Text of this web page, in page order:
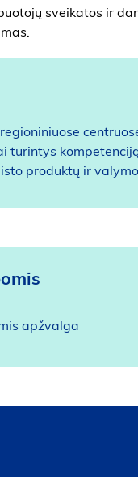
sveikatos ir
turintys
produktų ir
apžvalga